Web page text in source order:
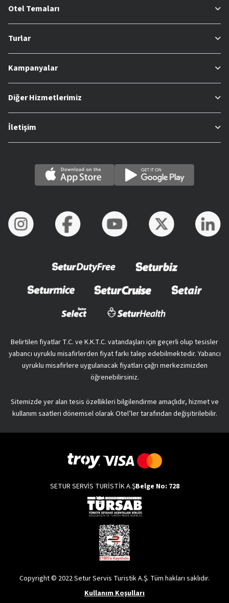
Otel Temaları
Turlar
Kampanyalar
Diğer Hizmetlerimiz
İletişim
Belirtilen fiyatlar T.C. ve K.K.T.C. vatandaşları için geçerli olup tesisler
yabancı uyruklu misafirlerden fiyat farkı talep edebilmektedir. Yabancı
uyruklu misafirlere uygulanacak fiyatları çağrı merkezimizden
öğrenebilirsiniz.
Sitemizde yer alan tesis özellikleri bilgilendirme amaçlıdır, hizmet ve
kullanım saatleri dönemsel olarak Otel’ler tarafından değişitirilebilir.
SETUR SERVİS TURİSTİK A.ŞBelge No: 728
Copyright © 2022 Setur Servis Turistik A.Ş. Tüm hakları saklıdır.
Kullanım Koşulları